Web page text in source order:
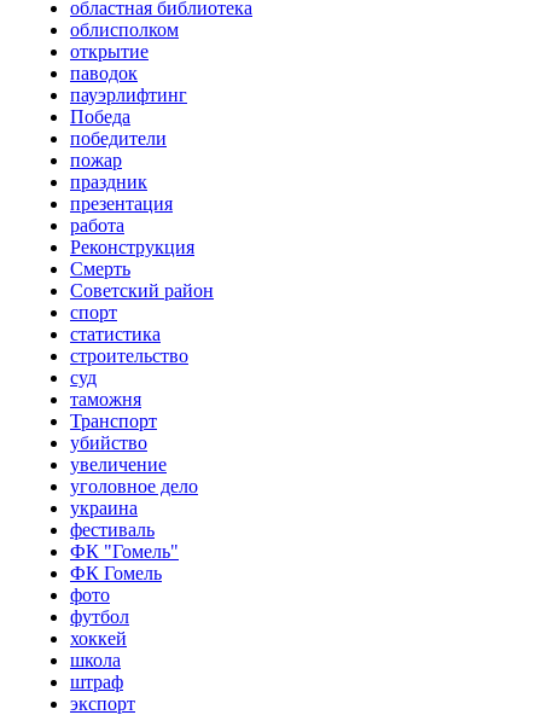
областная библиотека
облисполком
открытие
паводок
пауэрлифтинг
Победа
победители
пожар
праздник
презентация
работа
Реконструкция
Смерть
Советский район
спорт
статистика
строительство
суд
таможня
Транспорт
убийство
увеличение
уголовное дело
украина
фестиваль
ФК "Гомель"
ФК Гомель
фото
футбол
хоккей
школа
штраф
экспорт